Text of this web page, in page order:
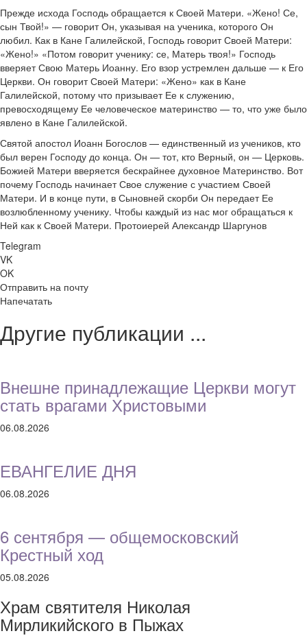
Прежде исхода Господь обращается к Своей Матери. «Жено! Се,
сын Твой!» — говорит Он, указывая на ученика, которого Он
любил. Как в Кане Галилейской, Господь говорит Своей Матери:
«Жено!» «Потом говорит ученику: се, Матерь твоя!» Господь
вверяет Свою Матерь Иоанну. Его взор устремлен дальше — к Его
Церкви. Он говорит Своей Матери: «Жено» как в Кане
Галилейской, потому что призывает Ее к служению,
превосходящему Ее человеческое материнство — то, что уже было
явлено в Кане Галилейской.
Святой апостол Иоанн Богослов — единственный из учеников, кто
был верен Господу до конца. Он — тот, кто Верный, он — Церковь.
Божией Матери вверяется бескрайнее духовное Материнство. Вот
почему Господь начинает Свое служение с участием Своей
Матери. И в конце пути, в Сыновней скорби Он передает Ее
возлюбленному ученику. Чтобы каждый из нас мог обращаться к
Ней как к Своей Матери. Протоиерей Александр Шаргунов
Telegram
VK
OK
Отправить на почту
Напечатать
Другие публикации ...
Внешне принадлежащие Церкви могут
стать врагами Христовыми
06.08.2026
ЕВАНГЕЛИЕ ДНЯ
06.08.2026
6 сентября — общемосковский
Крестный ход
05.08.2026
Храм святителя Николая
Мирликийского в Пыжах